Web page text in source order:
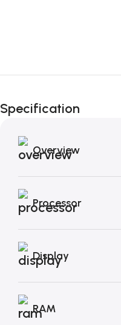
Fino al 12 Ottobre...
Autunno!
Specification
Overview
Processor
Display
RAM